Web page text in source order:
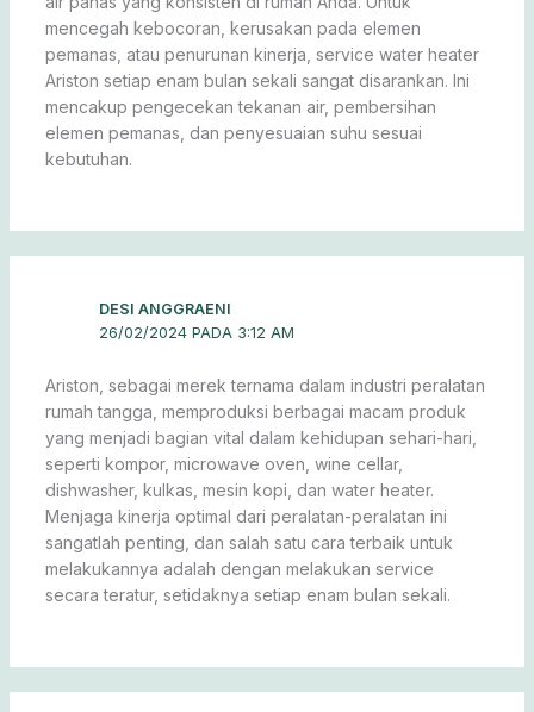
mencegah kebocoran, kerusakan pada elemen
pemanas, atau penurunan kinerja, service water heater
Ariston setiap enam bulan sekali sangat disarankan. Ini
mencakup pengecekan tekanan air, pembersihan
elemen pemanas, dan penyesuaian suhu sesuai
kebutuhan.
DESI ANGGRAENI
26/02/2024 PADA 3:12 AM
Ariston, sebagai merek ternama dalam industri peralatan
rumah tangga, memproduksi berbagai macam produk
yang menjadi bagian vital dalam kehidupan sehari-hari,
seperti kompor, microwave oven, wine cellar,
dishwasher, kulkas, mesin kopi, dan water heater.
Menjaga kinerja optimal dari peralatan-peralatan ini
sangatlah penting, dan salah satu cara terbaik untuk
melakukannya adalah dengan melakukan service
secara teratur, setidaknya setiap enam bulan sekali.